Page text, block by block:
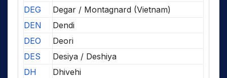
DEG
Degar / Montagnard (Vietnam)
DEN
Dendi
DEO
Deori
DES
Desiya / Deshiya
DH
Dhivehi